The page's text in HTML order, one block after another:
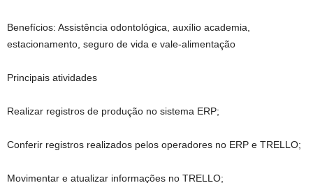
Benefícios: Assistência odontológica, auxílio academia,
estacionamento, seguro de vida e vale-alimentação
Principais atividades
Realizar registros de produção no sistema ERP;
Conferir registros realizados pelos operadores no ERP e TRELLO;
Movimentar e atualizar informações no TRELLO;